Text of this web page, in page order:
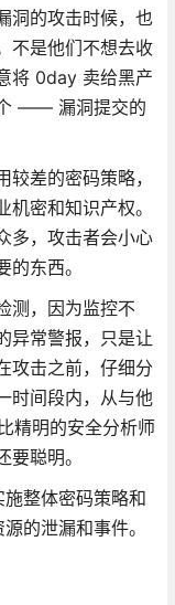
洞的攻击时候，也
不是他们不想去收
将 0day 卖给黑产
—— 漏洞提交的
差的密码策略，
密和知识产权。
多，攻击者会小心
东西。
测，因为监控不
异常警报，只是让
攻击之前，仔细分
时间段内，从与他
精明的安全分析师
聪明。
整体密码策略和
的泄漏和事件。